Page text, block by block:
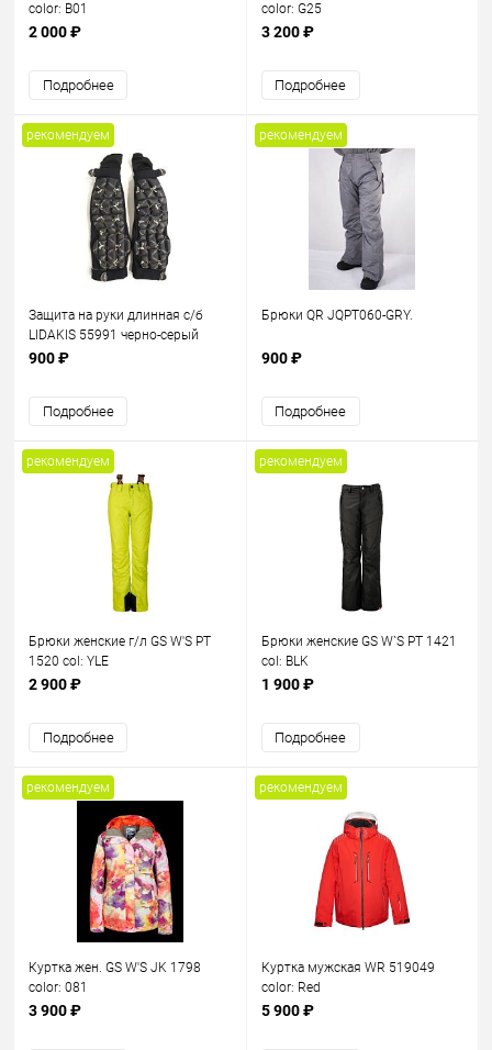
color: B01
2 000 ₽
Подробнее
color: G25
3 200 ₽
Подробнее
рекомендуем
Защита на руки длинная с/б
LIDAKIS 55991 черно-серый
900 ₽
Подробнее
рекомендуем
Брюки QR JQPT060-GRY.
900 ₽
Подробнее
рекомендуем
Брюки женские г/л GS W'S PT
1520 col: YLE
2 900 ₽
Подробнее
рекомендуем
Брюки женские GS W`S PT 1421
col: BLK
1 900 ₽
Подробнее
рекомендуем
Куртка жен. GS W'S JK 1798
color: 081
3 900 ₽
рекомендуем
Куртка мужская WR 519049
color: Red
5 900 ₽